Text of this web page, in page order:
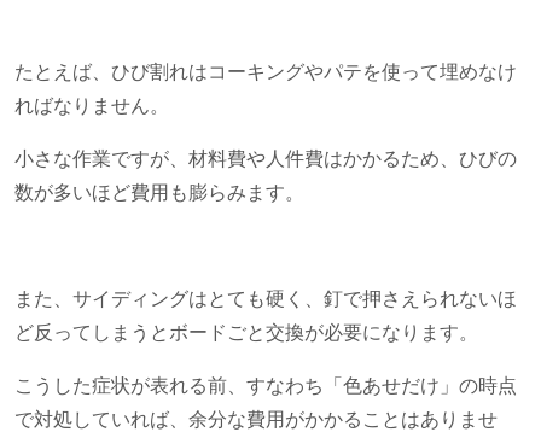
たとえば、ひび割れはコーキングやパテを使って埋めなけ
ればなりません。
小さな作業ですが、材料費や人件費はかかるため、ひびの
数が多いほど費用も膨らみます。
また、サイディングはとても硬く、釘で押さえられないほ
ど反ってしまうとボードごと交換が必要になります。
こうした症状が表れる前、すなわち「色あせだけ」の時点
で対処していれば、余分な費用がかかることはありませ